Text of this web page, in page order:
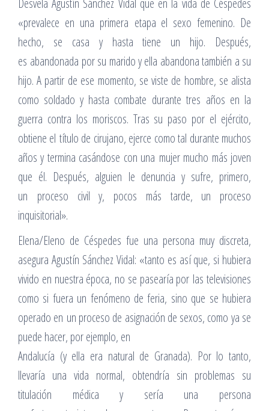
Desvela Agustín Sánchez Vidal que en la vida de Céspedes
«prevalece en una primera etapa el sexo femenino. De
hecho, se casa y hasta tiene un hijo. Después,
es abandonada por su marido y ella abandona también a su
hijo. A partir de ese momento, se viste de hombre, se alista
como soldado y hasta combate durante tres años en la
guerra contra los moriscos. Tras su paso por el ejército,
obtiene el título de cirujano, ejerce como tal durante muchos
años y termina casándose con una mujer mucho más joven
que él. Después, alguien le denuncia y sufre, primero,
un proceso civil y, pocos más tarde, un proceso
inquisitorial».
Elena/Eleno de Céspedes fue una persona muy discreta,
asegura Agustín Sánchez Vidal: «tanto es así que, si hubiera
vivido en nuestra época, no se pasearía por las televisiones
como si fuera un fenómeno de feria, sino que se hubiera
operado en un proceso de asignación de sexos, como ya se
puede hacer, por ejemplo, en
Andalucía (y ella era natural de Granada). Por lo tanto,
llevaría una vida normal, obtendría sin problemas su
titulación médica y sería una persona